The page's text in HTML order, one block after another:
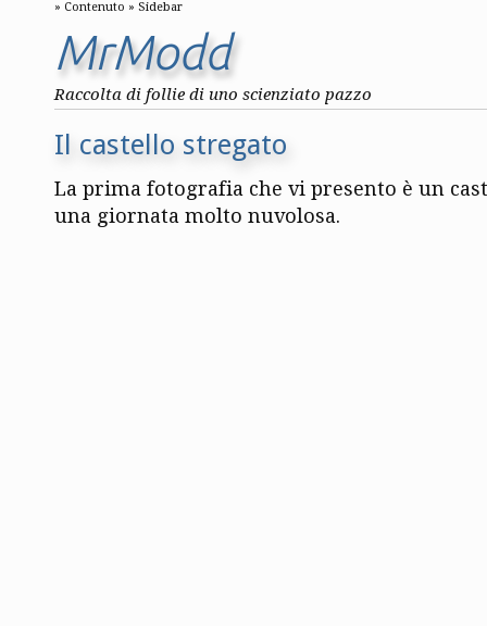
Contenuto Sidebar
MrModd
Raccolta di follie di uno scienziato pazzo
Il castello stregato
La prima fotografia che vi presento è un
una giornata molto nuvolosa.